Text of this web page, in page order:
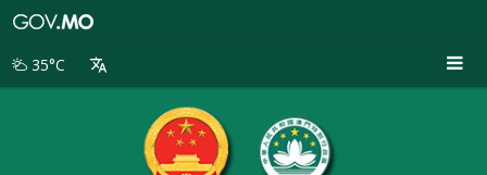
别
35°C